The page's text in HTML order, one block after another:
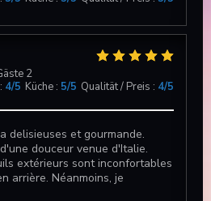
2
: 4/5 Küche : 5/5 Qualität / Preis : 4/5
delisieuses et gourmande.
douceur venue d'Italie.
extérieurs sont inconfortables
arrière. Néanmoins, je